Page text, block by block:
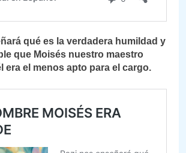
qué es la verdadera humildad y
que Moisés nuestro maestro
era el menos apto para el cargo.